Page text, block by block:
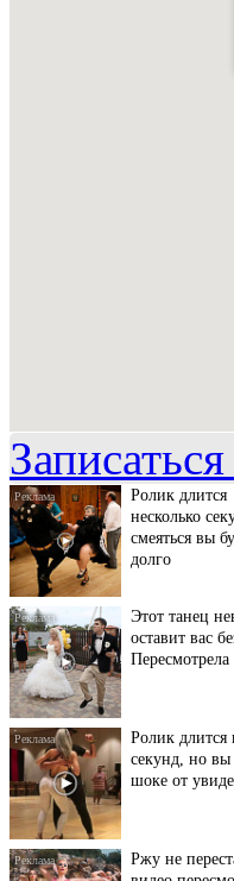
Ролик длится
несколько
смеяться вы
долго
Этот танец
оставит вас
Пересмотрела
Ролик длится
секунд, но вы
шоке от
Ржу не